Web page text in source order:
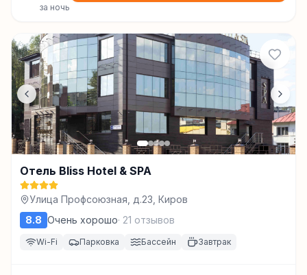
за ночь
Отель Bliss Hotel & SPA
Улица Профсоюзная, д.23, Киров
8.8 Очень хорошо· 21 отзывов
Wi-Fi Парковка Бассейн Завтрак